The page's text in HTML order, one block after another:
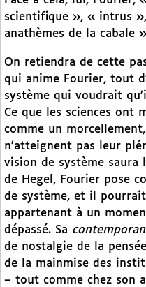
scientifique », « intrus
anathèmes de la cabale »
On retiendra de cette
qui anime Fourier, tout
système qui voudrait
Ce que les sciences ont
comme un
n’atteignent pas leur
vision de système saura
de Hegel, Fourier pose
de système, et il
appartenant à un
dépassé. Sa
de nostalgie de la
de la mainmise des
– tout comme chez son